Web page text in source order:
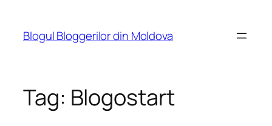
content
Blogul Bloggerilor din Moldova
Tag: Blogostart